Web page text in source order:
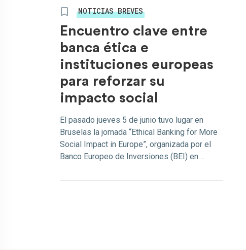
NOTICIAS BREVES
Encuentro clave entre
banca ética e
instituciones europeas
para reforzar su
impacto social
El pasado jueves 5 de junio tuvo lugar en
Bruselas la jornada “Ethical Banking for More
Social Impact in Europe”, organizada por el
Banco Europeo de Inversiones (BEI) en ...